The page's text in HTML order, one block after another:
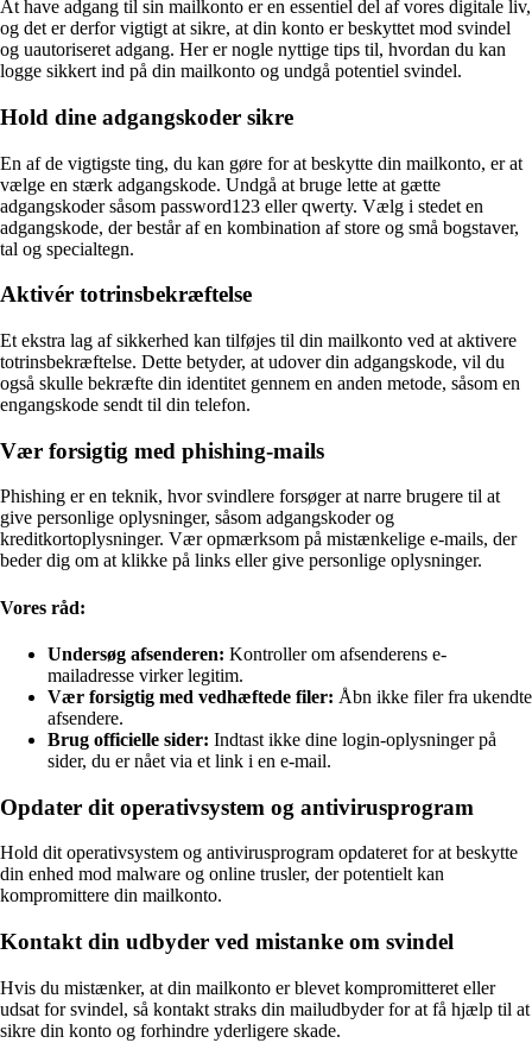
At have adgang til sin mailkonto er en essentiel del af vores digitale liv,
og det er derfor vigtigt at sikre, at din konto er beskyttet mod svindel
og uautoriseret adgang. Her er nogle nyttige tips til, hvordan du kan
logge sikkert ind på din mailkonto og undgå potentiel svindel.
Hold dine adgangskoder sikre
En af de vigtigste ting, du kan gøre for at beskytte din mailkonto, er at
vælge en stærk adgangskode. Undgå at bruge lette at gætte
adgangskoder såsom password123 eller qwerty. Vælg i stedet en
adgangskode, der består af en kombination af store og små bogstaver,
tal og specialtegn.
Aktivér totrinsbekræftelse
Et ekstra lag af sikkerhed kan tilføjes til din mailkonto ved at aktivere
totrinsbekræftelse. Dette betyder, at udover din adgangskode, vil du
også skulle bekræfte din identitet gennem en anden metode, såsom en
engangskode sendt til din telefon.
Vær forsigtig med phishing-mails
Phishing er en teknik, hvor svindlere forsøger at narre brugere til at
give personlige oplysninger, såsom adgangskoder og
kreditkortoplysninger. Vær opmærksom på mistænkelige e-mails, der
beder dig om at klikke på links eller give personlige oplysninger.
Vores råd:
Undersøg afsenderen: Kontroller om afsenderens e-
mailadresse virker legitim.
Vær forsigtig med vedhæftede filer: Åbn ikke filer fra ukendte
afsendere.
Brug officielle sider: Indtast ikke dine login-oplysninger på
sider, du er nået via et link i en e-mail.
Opdater dit operativsystem og antivirusprogram
Hold dit operativsystem og antivirusprogram opdateret for at beskytte
din enhed mod malware og online trusler, der potentielt kan
kompromittere din mailkonto.
Kontakt din udbyder ved mistanke om svindel
Hvis du mistænker, at din mailkonto er blevet kompromitteret eller
udsat for svindel, så kontakt straks din mailudbyder for at få hjælp til at
sikre din konto og forhindre yderligere skade.